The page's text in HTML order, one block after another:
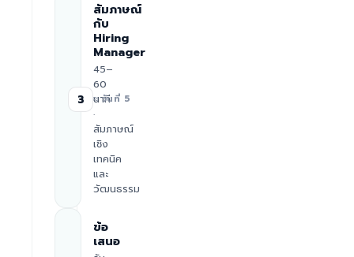
3
สัมภาษณ์
กับ
Hiring
Manager
45–
60
นาที
·
สัมภาษณ์
เชิง
เทคนิค
และ
วัฒนธรรม
≈ วันที่ 5
ข้อ
เสนอ